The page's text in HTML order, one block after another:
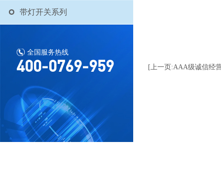
带灯开关系列
全国服务热线
400-0769-959 [上一页:AAA级诚信经